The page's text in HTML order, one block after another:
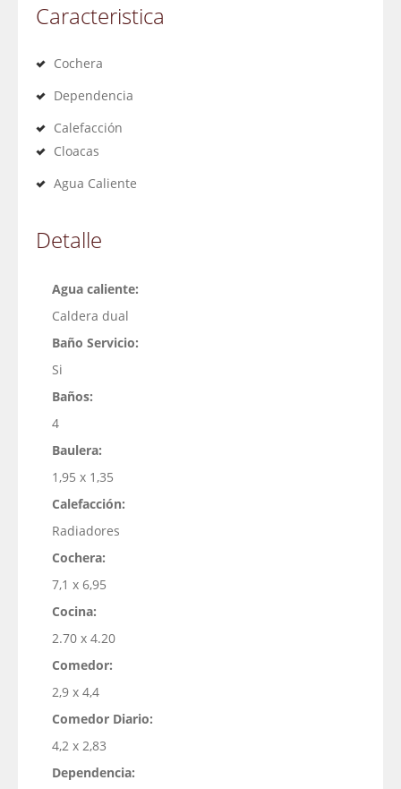
Caracteristica
Cochera
Dependencia
Calefacción
Cloacas
Agua Caliente
Detalle
Agua caliente:
Caldera dual
Baño Servicio:
Si
Baños:
4
Baulera:
1,95 x 1,35
Calefacción:
Radiadores
Cochera:
7,1 x 6,95
Cocina:
2.70 x 4.20
Comedor:
2,9 x 4,4
Comedor Diario:
4,2 x 2,83
Dependencia: